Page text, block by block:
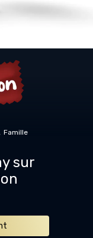
Famille
sur